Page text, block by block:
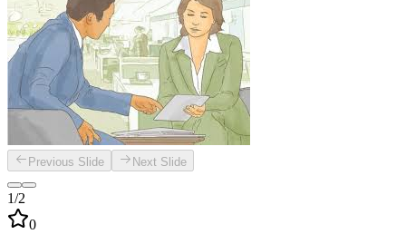
Previous Slide Next Slide
1/2
0